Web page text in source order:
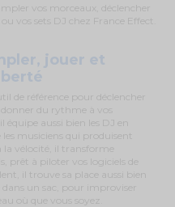
vos morceaux, déclencher
vos sets DJ chez France Effect.
jouer et
de référence pour déclencher
du rythme à vos
équipe aussi bien les DJ en
les musiciens qui produisent
la vélocité, il transforme
prêt à piloter vos logiciels de
il trouve sa place aussi bien
un sac, pour improviser
où que vous soyez.